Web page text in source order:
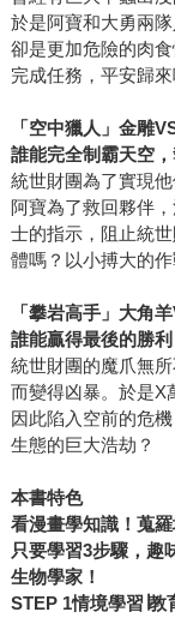
於是阿寶和大勇兩
卻是更加危險的肉
完成任務，平安歸來
「空中獵人」金雕
誰能完全制霸天空
統世財團為了實現
阿寶為了救回夥伴
士的指示，阻止統
體嗎？以小搏大的
「攀岩高手」大角羊
誰能贏得最後的勝
統世財團的魔爪無
而變得凶暴。於是X
因此陷入空前的危
生態的巨大浩劫？
本書特色
看漫畫學知識！蒐
只要學習3步驟，趣
生物學家！
STEP 1情境學習∣ 教